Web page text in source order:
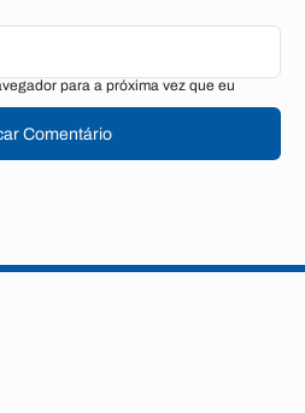
para a próxima vez que eu
Comentário